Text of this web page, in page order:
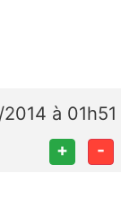
à 01h51
+ -